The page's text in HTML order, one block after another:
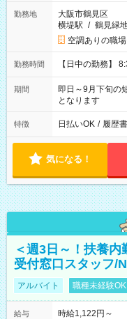
勤務地
大阪市鶴見区
横堤駅 / 鶴見緑
空調ありの職
勤務時間 【日中の勤務】
期間
即日～9月下旬の
となります
特徴 日払いOK / 履歴
気になる！
＜週3日～！扶養
受付窓口スタッフ/
アルバイト 職種未経験OK
給与
時給1,122円～